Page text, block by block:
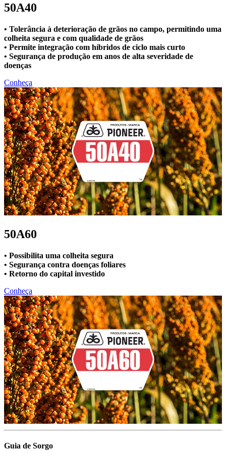
50A40
• Tolerância à deterioração de grãos no campo, permitindo uma
colheita segura e com qualidade de grãos
• Permite integração com híbridos de ciclo mais curto
• Segurança de produção em anos de alta severidade de
doenças
Conheça
50A60
• Possibilita uma colheita segura
• Segurança contra doenças foliares
• Retorno do capital investido
Conheça
Guia de Sorgo